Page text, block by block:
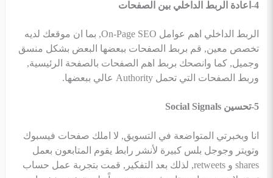
4-اعادة الربط الداخلي بين الصفحات
الربط الداخلي اهم عوامل On-Page SEO, بما ان موقعك لديه
تخصص معين, قم بربط الصفحات ببعضها البعض بشكل منسق
وجميل, كما وانصحك بربط اهم الصفحات بالصفحة الرئيسية,
وربط الصفحات التي تحمل Authority عالي ببعضها.
5-تحسين Social Signals
انا وبخبرتي المتواضعة في التسويق, لا املك صفحات فيسبوك
وتويتر وجوجل بلس كبيرة لأنشر رابط يقوم المتابعون بعمل
shares و retweets, لذلك بعد التفكير, قمت بتجربة عمل حساب